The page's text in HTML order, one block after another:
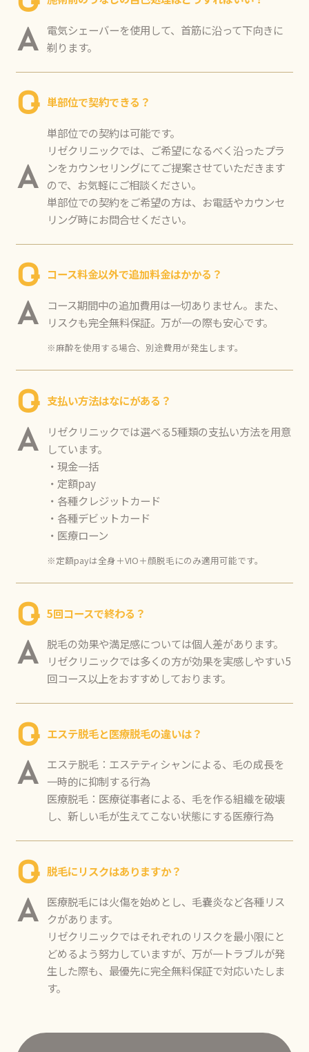
A
電気シェーバーを使用して、首筋に沿って下向きに
剃ります。
Q 単部位で契約できる？
A
単部位での契約は可能です。
リゼクリニックでは、ご希望になるべく沿ったプラ
ンをカウンセリングにてご提案させていただきます
ので、お気軽にご相談ください。
単部位での契約をご希望の方は、お電話やカウンセ
リング時にお問合せください。
Q コース料金以外で追加料金はかかる？
A
コース期間中の追加費用は一切ありません。また、
リスクも完全無料保証。万が一の際も安心です。
※麻酔を使用する場合、別途費用が発生します。
Q 支払い方法はなにがある？
A
リゼクリニックでは選べる5種類の支払い方法を用意
しています。
・現金一括
・定額pay
・各種クレジットカード
・各種デビットカード
・医療ローン
※定額payは全身＋VIO＋顔脱毛にのみ適用可能です。
Q 5回コースで終わる？
A
脱毛の効果や満足感については個人差があります。
リゼクリニックでは多くの方が効果を実感しやすい5
回コース以上をおすすめしております。
Q エステ脱毛と医療脱毛の違いは？
A
エステ脱毛：エステティシャンによる、毛の成長を
一時的に抑制する行為
医療脱毛：医療従事者による、毛を作る組織を破壊
し、新しい毛が生えてこない状態にする医療行為
Q 脱毛にリスクはありますか？
A
医療脱毛には火傷を始めとし、毛嚢炎など各種リス
クがあります。
リゼクリニックではそれぞれのリスクを最小限にと
どめるよう努力していますが、万が一トラブルが発
生した際も、最優先に完全無料保証で対応いたしま
す。